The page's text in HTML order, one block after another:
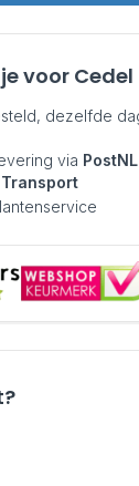
voor Cedel
dezelfde
via PostNL